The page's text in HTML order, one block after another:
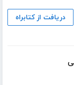
دریافت از کتابراه